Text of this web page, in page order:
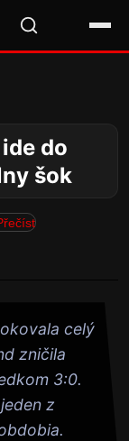
do
šok
celý
zničila
3:0.
z